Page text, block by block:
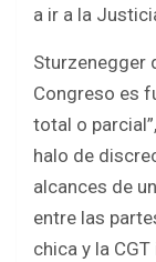
a ir a la
Sturzenegger
Congreso es
total o
halo de
alcances de
entre las
chica y la